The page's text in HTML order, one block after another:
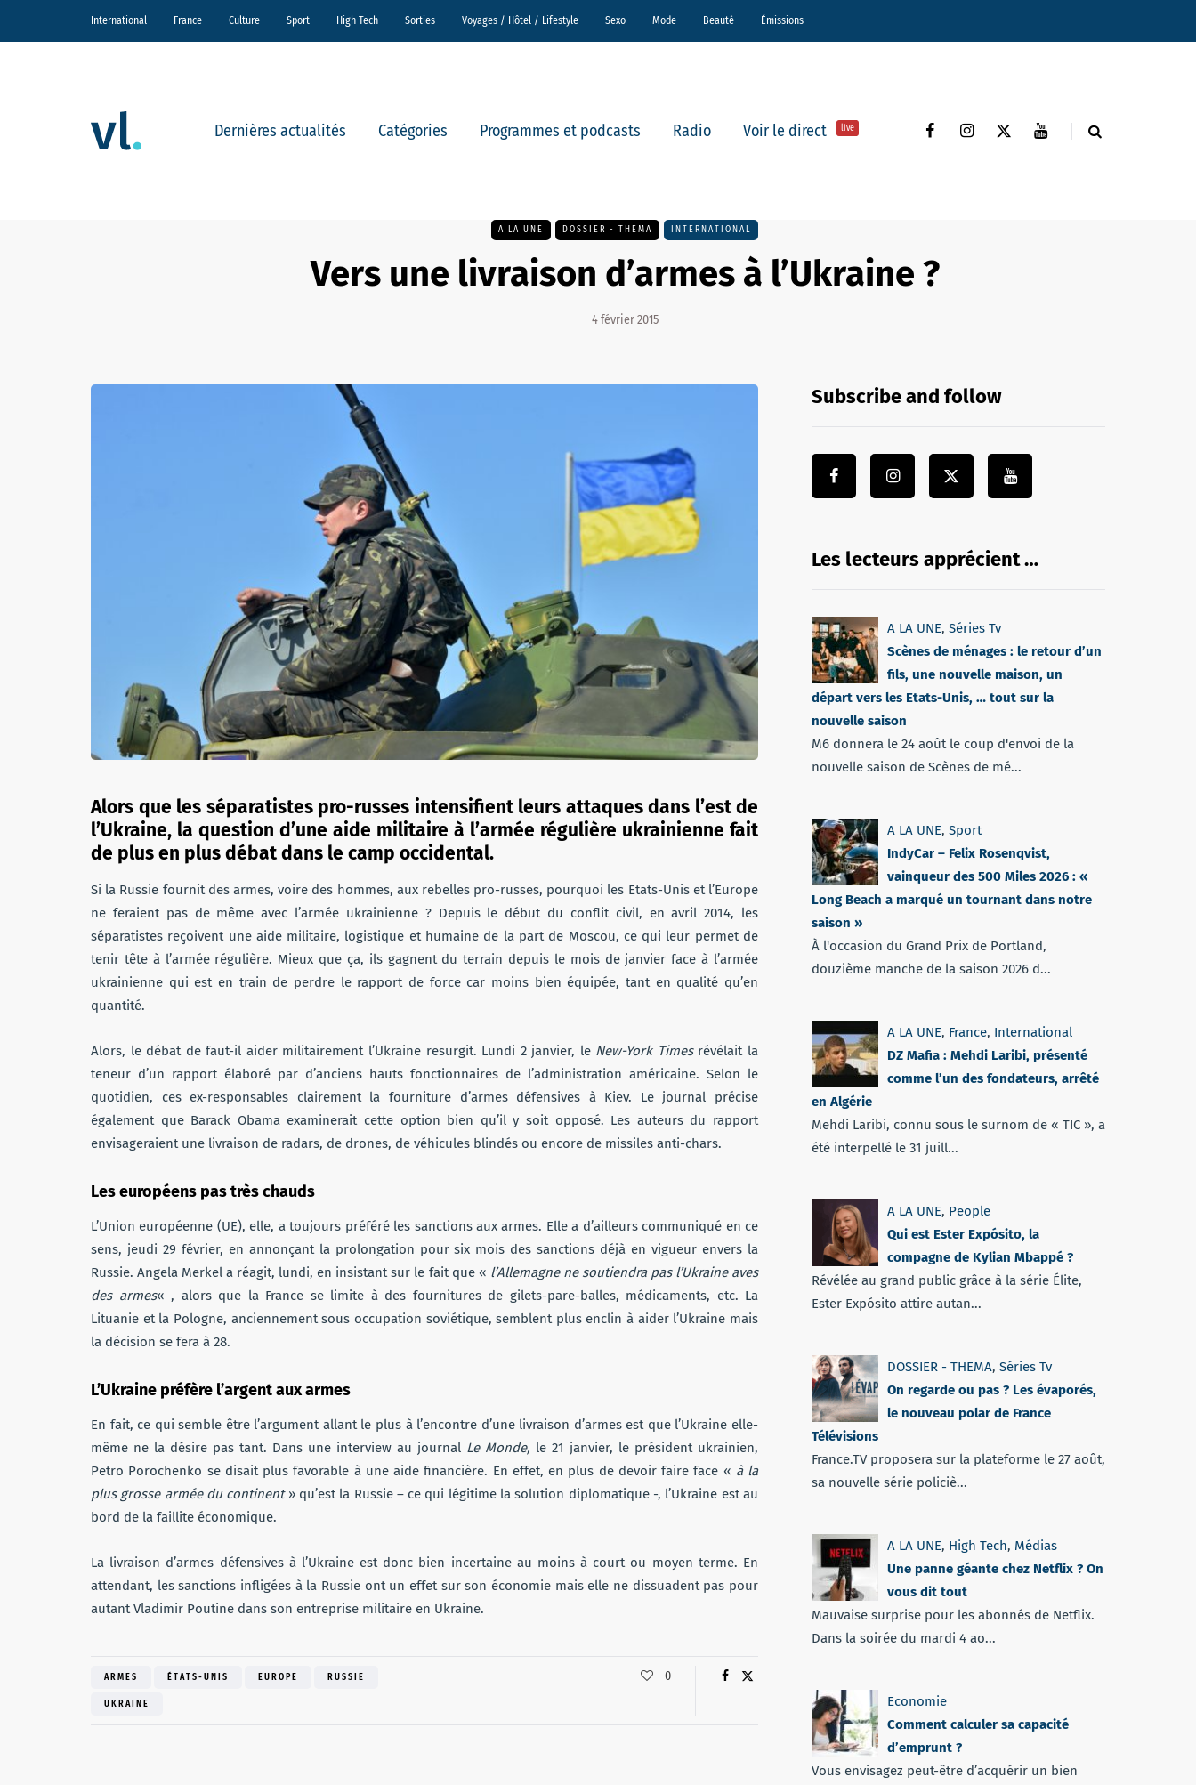
International France Culture Sport High Tech Sorties Voyages / Hôtel / Lifestyle Sexo Mode Beauté Émissions
Dernières actualités Catégories Programmes et podcasts Radio Voir le direct live
A LA UNE DOSSIER - THEMA INTERNATIONAL
Vers une livraison d’armes à l’Ukraine ?
4 février 2015
Alors que les séparatistes pro-russes intensifient leurs attaques dans l’est de
l’Ukraine, la question d’une aide militaire à l’armée régulière ukrainienne fait
de plus en plus débat dans le camp occidental.
Si la Russie fournit des armes, voire des hommes, aux rebelles pro-russes, pourquoi les Etats-Unis et l’Europe
ne feraient pas de même avec l’armée ukrainienne ? Depuis le début du conflit civil, en avril 2014, les
séparatistes reçoivent une aide militaire, logistique et humaine de la part de Moscou, ce qui leur permet de
tenir tête à l’armée régulière. Mieux que ça, ils gagnent du terrain depuis le mois de janvier face à l’armée
ukrainienne qui est en train de perdre le rapport de force car moins bien équipée, tant en qualité qu’en
quantité.
Alors, le débat de faut-il aider militairement l’Ukraine resurgit. Lundi 2 janvier, le New-York Times révélait la
teneur d’un rapport élaboré par d’anciens hauts fonctionnaires de l’administration américaine. Selon le
quotidien, ces ex-responsables clairement la fourniture d’armes défensives à Kiev. Le journal précise
également que Barack Obama examinerait cette option bien qu’il y soit opposé. Les auteurs du rapport
envisageraient une livraison de radars, de drones, de véhicules blindés ou encore de missiles anti-chars.
Les européens pas très chauds
L’Union européenne (UE), elle, a toujours préféré les sanctions aux armes. Elle a d’ailleurs communiqué en ce
sens, jeudi 29 février, en annonçant la prolongation pour six mois des sanctions déjà en vigueur envers la
Russie. Angela Merkel a réagit, lundi, en insistant sur le fait que « l’Allemagne ne soutiendra pas l’Ukraine aves
des armes« , alors que la France se limite à des fournitures de gilets-pare-balles, médicaments, etc. La
Lituanie et la Pologne, anciennement sous occupation soviétique, semblent plus enclin à aider l’Ukraine mais
la décision se fera à 28.
L’Ukraine préfère l’argent aux armes
En fait, ce qui semble être l’argument allant le plus à l’encontre d’une livraison d’armes est que l’Ukraine elle-
même ne la désire pas tant. Dans une interview au journal Le Monde, le 21 janvier, le président ukrainien,
Petro Porochenko se disait plus favorable à une aide financière. En effet, en plus de devoir faire face « à la
plus grosse armée du continent» qu’est la Russie – ce qui légitime la solution diplomatique -, l’Ukraine est au
bord de la faillite économique.
La livraison d’armes défensives à l’Ukraine est donc bien incertaine au moins à court ou moyen terme. En
attendant, les sanctions infligées à la Russie ont un effet sur son économie mais elle ne dissuadent pas pour
autant Vladimir Poutine dans son entreprise militaire en Ukraine.
ARMES ÉTATS-UNIS EUROPE RUSSIE
UKRAINE
0
Subscribe and follow
Les lecteurs apprécient …
A LA UNE, Séries Tv
Scènes de ménages : le retour d’un
fils, une nouvelle maison, un
départ vers les Etats-Unis, … tout sur la
nouvelle saison
M6 donnera le 24 août le coup d'envoi de la
nouvelle saison de Scènes de mé...
A LA UNE, Sport
IndyCar – Felix Rosenqvist,
vainqueur des 500 Miles 2026 : «
Long Beach a marqué un tournant dans notre
saison »
À l'occasion du Grand Prix de Portland,
douzième manche de la saison 2026 d...
A LA UNE, France, International
DZ Mafia : Mehdi Laribi, présenté
comme l’un des fondateurs, arrêté
en Algérie
Mehdi Laribi, connu sous le surnom de « TIC », a
été interpellé le 31 juill...
A LA UNE, People
Qui est Ester Expósito, la
compagne de Kylian Mbappé ?
Révélée au grand public grâce à la série Élite,
Ester Expósito attire autan...
DOSSIER - THEMA, Séries Tv
On regarde ou pas ? Les évaporés,
le nouveau polar de France
Télévisions
France.TV proposera sur la plateforme le 27 août,
sa nouvelle série policiè...
A LA UNE, High Tech, Médias
Une panne géante chez Netflix ? On
vous dit tout
Mauvaise surprise pour les abonnés de Netflix.
Dans la soirée du mardi 4 ao...
Economie
Comment calculer sa capacité
d’emprunt ?
Vous envisagez peut-être d’acquérir un bien